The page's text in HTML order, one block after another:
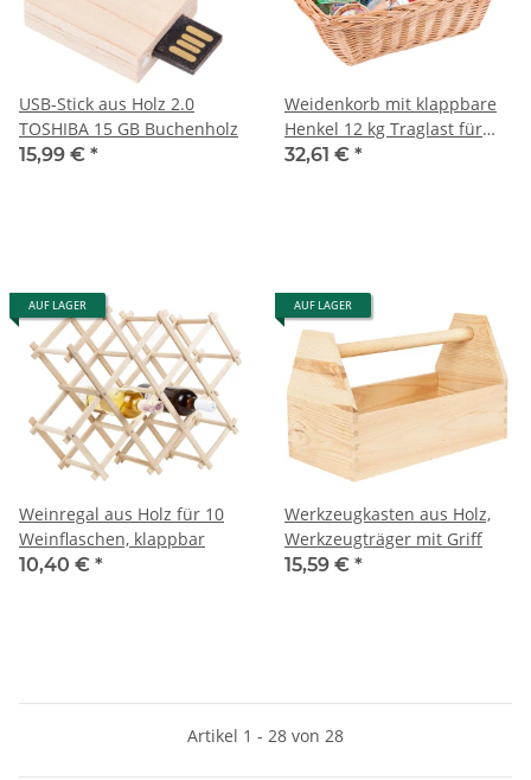
USB-Stick aus Holz 2.0
TOSHIBA 15 GB Buchenholz
15,99 € *
Weidenkorb mit klappbare
Henkel 12 kg Traglast für
das Fahrrad
32,61 € *
AUF LAGER
Weinregal aus Holz für 10
Weinflaschen, klappbar
10,40 € *
AUF LAGER
Werkzeugkasten aus Holz,
Werkzeugträger mit Griff
15,59 € *
Artikel 1 - 28 von 28